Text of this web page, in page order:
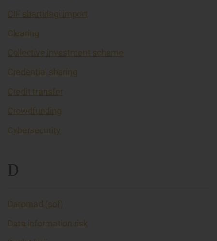
CIF shartidagi import
Clearing
Collective investment scheme
Credential sharing
Credit transfer
Crowdfunding
Cybersecurity
D
Daromad (sof)
Data information risk